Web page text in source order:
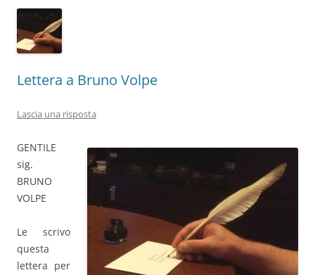
Lettera a Bruno Volpe
Lascia una risposta
GENTILE
sig.
BRUNO
VOLPE
Le scrivo
questa
lettera per